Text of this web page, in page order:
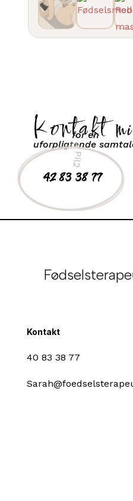
Kontakt
for en
uforpligtende
42 83 38 77
Kontakt
40 83 38 77